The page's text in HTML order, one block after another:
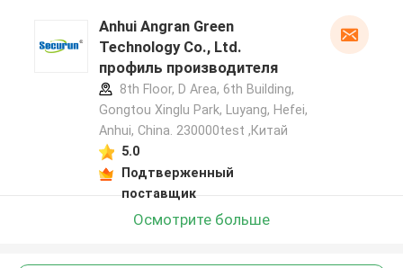
Anhui Angran Green
Technology Co., Ltd.
профиль производителя
8th Floor, D Area, 6th Building,
Gongtou Xinglu Park, Luyang, Hefei,
Anhui, China. 230000test ,Китай
5.0
Подтверженный
поставщик
Осмотрите больше